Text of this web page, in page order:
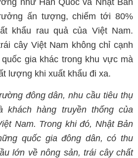
như Hàn Quốc và Nhật Bản
ấn tượng, chiếm tới 80%
khẩu rau quả của Việt Nam.
cây Việt Nam không chỉ cạnh
gia khác trong khu vực mà
lượng khi xuất khẩu đi xa.
đông dân, nhu cầu tiêu thụ
khách hàng truyền thống của
Nam. Trong khi đó, Nhật Bản
quốc gia đông dân, có thu
lớn về nông sản, trái cây chất